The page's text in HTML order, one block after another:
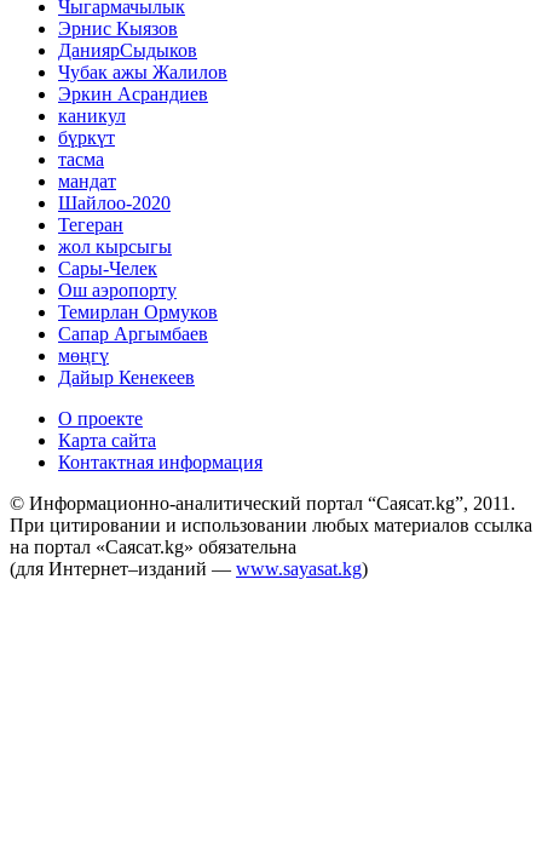
Чыгармачылык
Эрнис Кыязов
ДаниярСыдыков
Чубак ажы Жалилов
Эркин Асрандиев
каникул
бүркүт
тасма
мандат
Шайлоо-2020
Тегеран
жол кырсыгы
Сары-Челек
Ош аэропорту
Темирлан Ормуков
Сапар Аргымбаев
мөңгү
Дайыр Кенекеев
О проекте
Карта сайта
Контактная информация
© Информационно-аналитический портал “Саясат.kg”, 2011.
При цитировании и использовании любых материалов ссылка
на портал «Саясат.kg» обязательна
(для Интернет–изданий — www.sayasat.kg)